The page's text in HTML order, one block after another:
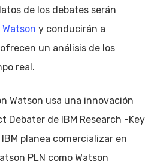
de los debates serán
Watson y conducirán a
un análisis de los
real.
Watson usa una innovación
Debater de IBM Research -Key
planea comercializar en
PLN como Watson